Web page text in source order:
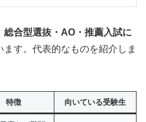
総合型選抜・AO・推薦入試に
ます。代表的なものを紹介しま
特徴 向いている受験生